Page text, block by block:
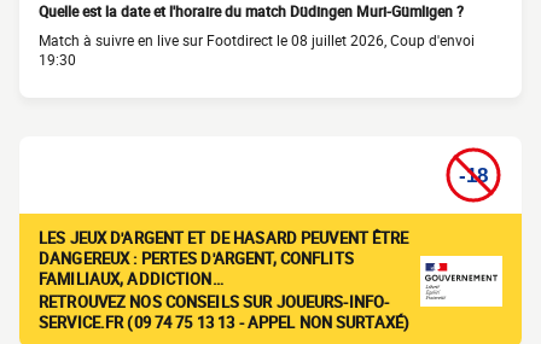
Quelle est la date et l'horaire du match Düdingen Muri-Gümligen ?
Match à suivre en live sur Footdirect le 08 juillet 2026, Coup d'envoi
19:30
LES JEUX D'ARGENT ET DE HASARD PEUVENT ÊTRE
DANGEREUX : PERTES D'ARGENT, CONFLITS
FAMILIAUX, ADDICTION…
RETROUVEZ NOS CONSEILS SUR JOUEURS-INFO-
SERVICE.FR (09 74 75 13 13 - APPEL NON SURTAXÉ)